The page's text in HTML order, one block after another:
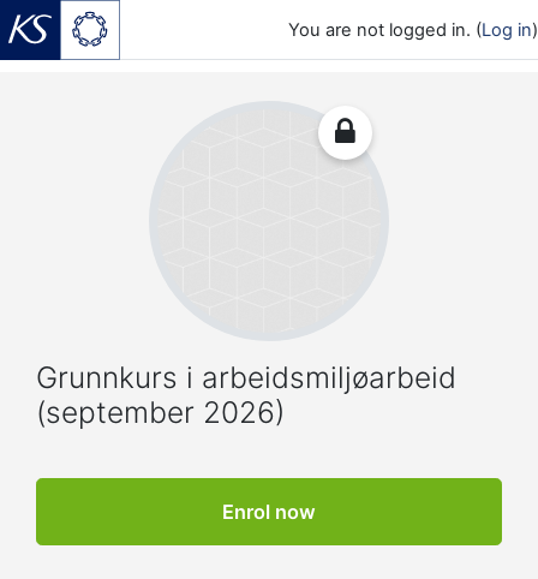
You are not logged in. (Log in)
Grunnkurs i arbeidsmiljøarbeid
(september 2026)
Enrol now